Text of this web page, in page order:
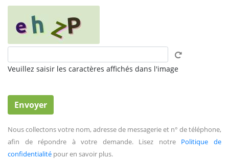
Veuillez saisir les caractères affichés dans l'image
Nous collectons votre nom, adresse de messagerie et n° de téléphone,
afin de répondre à votre demande. Lisez notre Politique de
confidentialité pour en savoir plus.